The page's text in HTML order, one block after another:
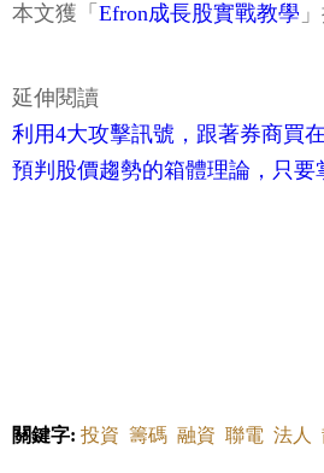
本文獲「 Efron成長股實戰教學
延伸閱讀
利用4大攻擊訊號，跟著券商買
預判股價趨勢的箱體理論，只
關鍵字: 投資 籌碼 融資 聯電 法人